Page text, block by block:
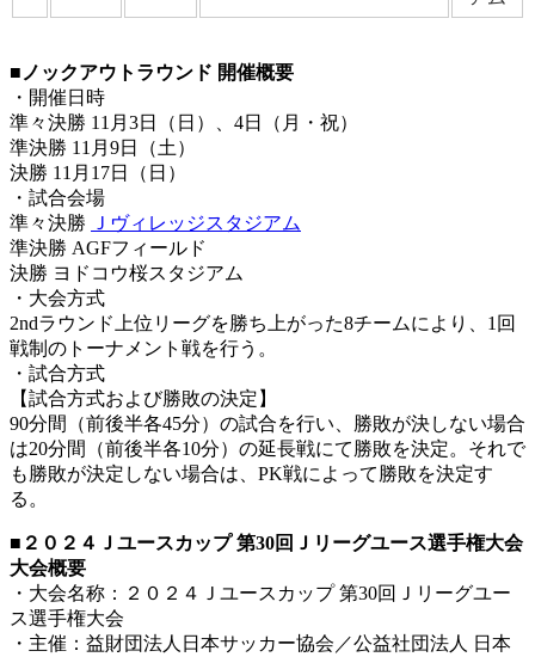
■ノックアウトラウンド 開催概要
・開催日時
準々決勝 11月3日（日）、4日（月・祝）
準決勝 11月9日（土）
決勝 11月17日（日）
・試合会場
準々決勝
Ｊヴィレッジスタジアム
準決勝 AGFフィールド
決勝 ヨドコウ桜スタジアム
・大会方式
2ndラウンド上位リーグを勝ち上がった8チームにより、1回
戦制のトーナメント戦を行う。
・試合方式
【試合方式および勝敗の決定】
90分間（前後半各45分）の試合を行い、勝敗が決しない場合
は20分間（前後半各10分）の延長戦にて勝敗を決定。それで
も勝敗が決定しない場合は、PK戦によって勝敗を決定す
る。
■２０２４Ｊユースカップ 第30回Ｊリーグユース選手権大会
大会概要
・大会名称：２０２４Ｊユースカップ 第30回Ｊリーグユー
ス選手権大会
・主催：益財団法人日本サッカー協会／公益社団法人 日本